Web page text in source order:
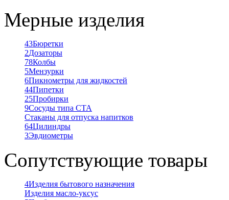
Мерные изделия
43Бюретки
2Дозаторы
78Колбы
5Мензурки
6Пикнометры для жидкостей
44Пипетки
25Пробирки
9Сосуды типа СТА
Стаканы для отпуска напитков
64Цилиндры
3Эвдиометры
Сопутствующие товары
4Изделия бытового назначения
Изделия масло-уксус